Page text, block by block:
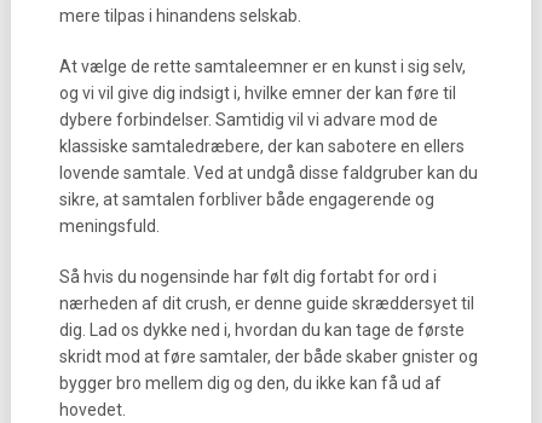
mere tilpas i hinandens selskab.
At vælge de rette samtaleemner er en kunst i sig selv,
og vi vil give dig indsigt i, hvilke emner der kan føre til
dybere forbindelser. Samtidig vil vi advare mod de
klassiske samtaledræbere, der kan sabotere en ellers
lovende samtale. Ved at undgå disse faldgruber kan du
sikre, at samtalen forbliver både engagerende og
meningsfuld.
Så hvis du nogensinde har følt dig fortabt for ord i
nærheden af dit crush, er denne guide skræddersyet til
dig. Lad os dykke ned i, hvordan du kan tage de første
skridt mod at føre samtaler, der både skaber gnister og
bygger bro mellem dig og den, du ikke kan få ud af
hovedet.